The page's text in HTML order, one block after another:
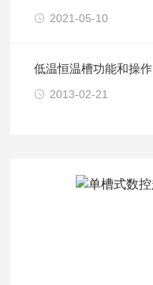
2021-05-10
低温恒温槽功能和操作
2013-02-21